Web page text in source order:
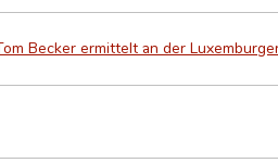
Becker ermittelt an der